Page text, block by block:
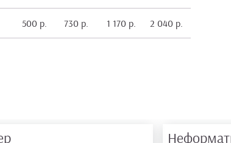
500 р. 730 р. 1 170 р. 2 040 р.